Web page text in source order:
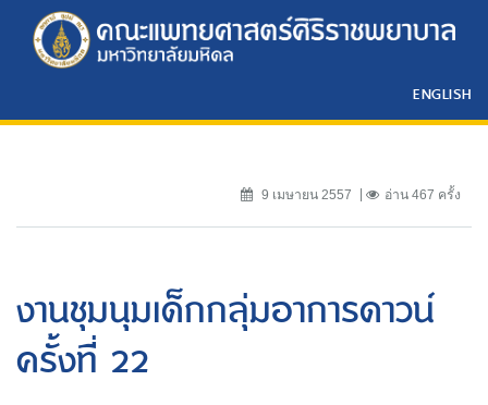
ENGLISH
9 เมษายน 2557 อ่าน 467 ครั้ง
งานชุมนุมเด็กกลุ่มอาการดาวน์
ครั้งที่ 22